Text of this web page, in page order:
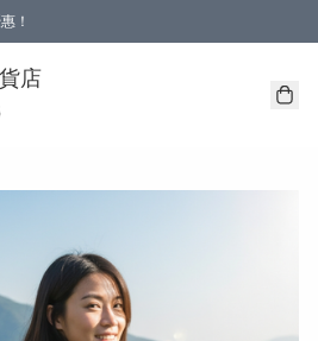
！
！（適用於 本地送貨、本地取貨 )
後一批）】
店